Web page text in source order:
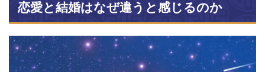
恋愛と結婚はなぜ違うと感じるのか